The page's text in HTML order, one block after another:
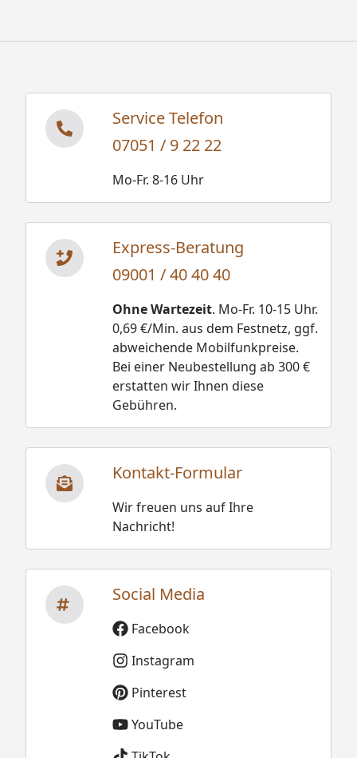
Service Telefon
07051 / 9 22 22
Mo-Fr. 8-16 Uhr
Express-Beratung
09001 / 40 40 40
Ohne Wartezeit. Mo-Fr. 10-15 Uhr.
0,69 €/Min. aus dem Festnetz, ggf.
abweichende Mobilfunkpreise.
Bei einer Neubestellung ab 300 €
erstatten wir Ihnen diese
Gebühren.
Kontakt-Formular
Wir freuen uns auf Ihre
Nachricht!
Social Media
Facebook
Instagram
Pinterest
YouTube